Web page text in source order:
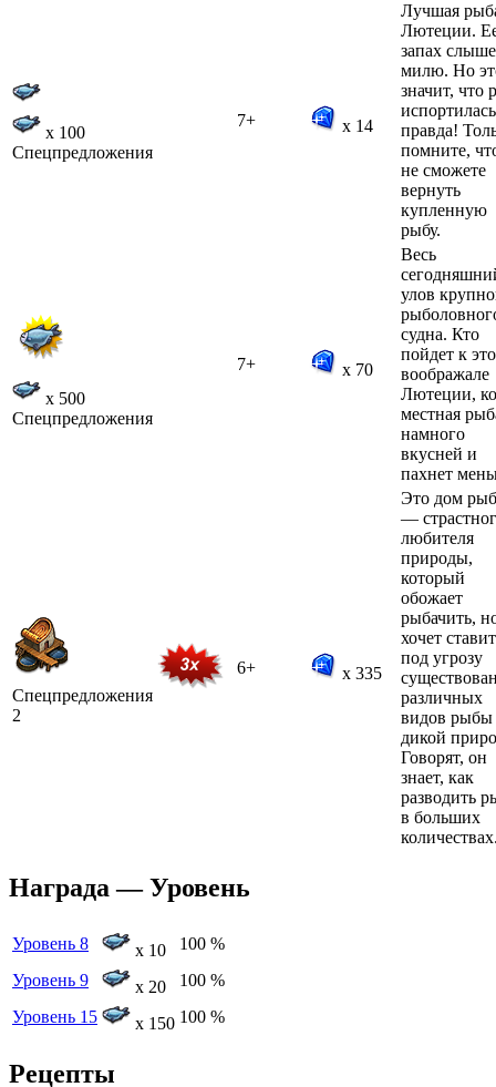
x 100
Спецпредложения
7+ x 14
Лучшая
Лютеции.
запах
милю. Но
значит, что
правда!
помните,
не сможете
вернуть
купленную
рыбу.
x 500
Спецпредложения
7+ x 70
Весь
улов
судна. Кто
пойдет к
воображале
Лютеции,
местная
намного
вкусней и
пахнет
Спецпредложения
2
6+ x 335
Это дом
—
любителя
природы,
который
обожает
рыбачить,
хочет
под угрозу
различных
видов рыбы
дикой
Говорят, он
знает, как
разводить
в больших
Награда — Уровень
Уровень 8 x 10
100 %
Уровень 9
x 20
100 %
Уровень 15
x 150 100 %
Рецепты